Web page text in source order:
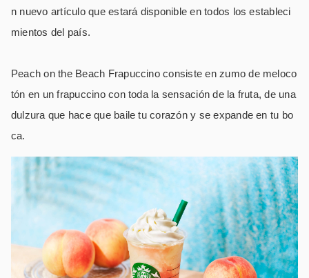
n nuevo artículo que estará disponible en todos los estableci
mientos del país.
Peach on the Beach Frapuccino consiste en zumo de meloco
tón en un frapuccino con toda la sensación de la fruta, de una
dulzura que hace que baile tu corazón y se expande en tu bo
ca.